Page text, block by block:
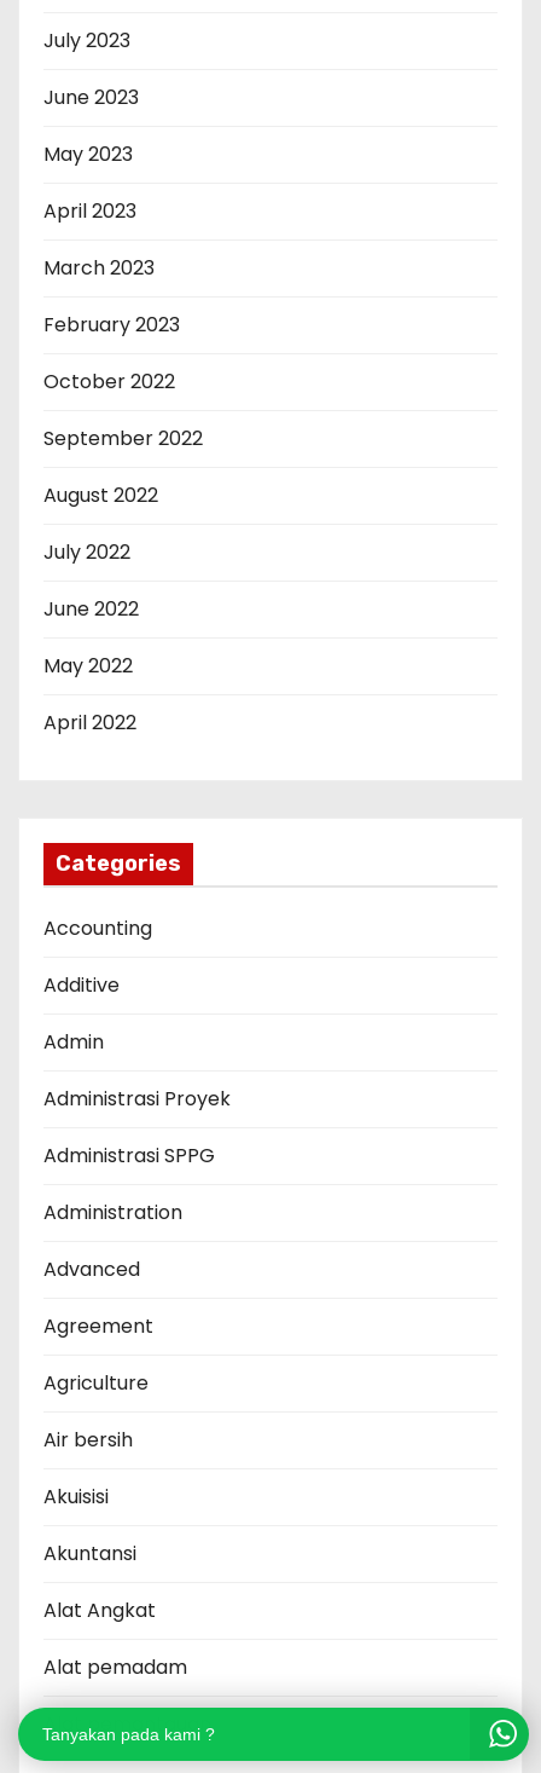
July 2023
June 2023
May 2023
April 2023
March 2023
February 2023
October 2022
September 2022
August 2022
July 2022
June 2022
May 2022
April 2022
Categories
Accounting
Additive
Admin
Administrasi Proyek
Administrasi SPPG
Administration
Advanced
Agreement
Agriculture
Air bersih
Akuisisi
Akuntansi
Alat Angkat
Alat pemadam
Alat pemantauan
Tanyakan pada kami ?